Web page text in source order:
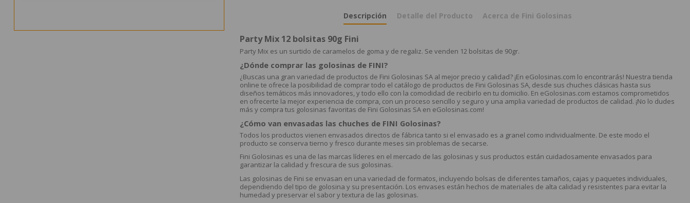
Descripción Detalle del Producto Acerca de Fini Golosinas
Party Mix 12 bolsitas 90g Fini
Party Mix es un surtido de caramelos de goma y de regaliz. Se venden 12 bolsitas de 90gr.
¿Dónde comprar las golosinas de FINI?
¿Buscas una gran variedad de productos de Fini Golosinas SA al mejor precio y calidad? ¡En eGolosinas.com lo encontrarás! Nuestra tienda
online te ofrece la posibilidad de comprar todo el catálogo de productos de Fini Golosinas SA, desde sus chuches clásicas hasta sus
diseños temáticos más innovadores, y todo ello con la comodidad de recibirlo en tu domicilio. En eGolosinas.com estamos comprometidos
en ofrecerte la mejor experiencia de compra, con un proceso sencillo y seguro y una amplia variedad de productos de calidad. ¡No lo dudes
más y compra tus golosinas favoritas de Fini Golosinas SA en eGolosinas.com!
¿Cómo van envasadas las chuches de FINI Golosinas?
Todos los productos vienen envasados directos de fábrica tanto si el envasado es a granel como individualmente. De este modo el
producto se conserva tierno y fresco durante meses sin problemas de secarse.
Fini Golosinas es una de las marcas líderes en el mercado de las golosinas y sus productos están cuidadosamente envasados para
garantizar la calidad y frescura de sus golosinas.
Las golosinas de Fini se envasan en una variedad de formatos, incluyendo bolsas de diferentes tamaños, cajas y paquetes individuales,
dependiendo del tipo de golosina y su presentación. Los envases están hechos de materiales de alta calidad y resistentes para evitar la
humedad y preservar el sabor y textura de las golosinas.